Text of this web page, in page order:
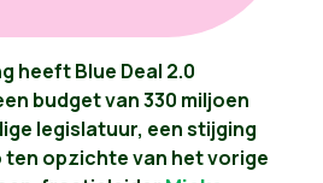
heeft Blue Deal 2.0
budget van 330 miljoen
legislatuur, een stijging
ten opzichte van het vorige